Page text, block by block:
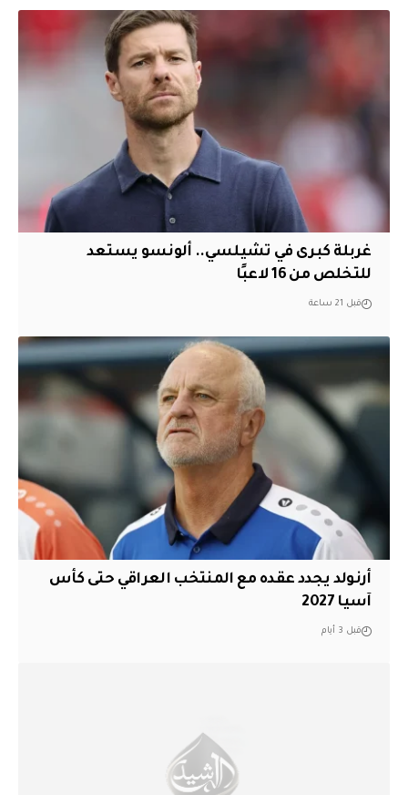
غربلة كبرى في تشيلسي.. ألونسو يستعد
للتخلص من 16 لاعبًا
قبل 21 ساعة
أرنولد يجدد عقده مع المنتخب العراقي حتى كأس
آسيا 2027
قبل 3 أيام